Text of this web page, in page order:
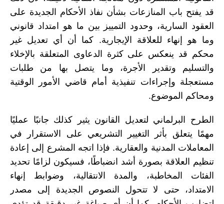
قد يفتح باب المنازعات بشأن نفاذ الأحكام الجديدة على
العقود السارية، وحدود التمييز بين ما هو امتداد قانوني
وما هو إنهاء للعلاقة الإيجارية. كما أن أي تعديل غير
محكم قد ينعكس على كثرة الدعاوى المتعلقة بالإخلاء
والتسليم وتقدير الأجرة، وما يتصل بها من طلبات
مستعجلة وإجراءات تنفيذية أمام قاضي الأمور الوقتية
ومحاكم الموضوع.
الطرح البرلماني لتعديل القانون يثير كذلك جانبًا عمليًا
مهمًا يتعلق بأثر التغيير التشريعي على الاستقرار في
المعاملات المدنية والعقارية. فإذا اتجه المشرع إلى إعادة
تنظيم العلاقة بصورة أشد انضباطًا، فسيكون لزامًا تحديد
الفئات المخاطبة، والمدة الانتقالية، وضوابط إنهاء
الامتداد، حتى لا تتحول النصوص الجديدة إلى مصدر